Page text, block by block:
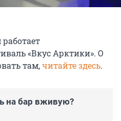
«Вкус Арктики». О
там,читайте здесь.
на бар вживую?